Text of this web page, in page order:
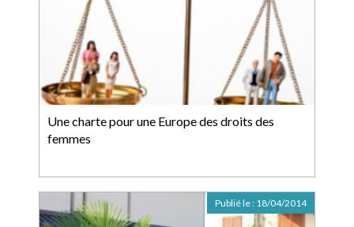
Une charte pour une Europe des droits des
femmes
Publié le : 18/04/2014